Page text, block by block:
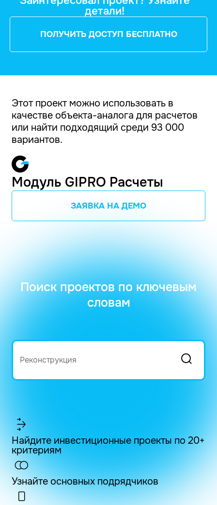
детали!
ПОЛУЧИТЬ ДОСТУП БЕСПЛАТНО
Этот проект можно использовать в
качестве объекта-аналога для расчетов
или найти подходящий среди 93 000
вариантов.
Модуль GIPRO Расчеты
ЗАЯВКА НА ДЕМО
Поиск проектов по ключевым
словам
Найдите инвестиционные проекты по 20+
критериям
Узнайте основных подрядчиков